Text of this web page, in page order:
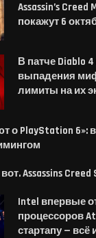
Assassin’s
покажут 6
В патче Diablo
выпадения
лимиты на их
о PlayStation 6»:
Assassins
Intel впервые
процессоров
стартапу — всё